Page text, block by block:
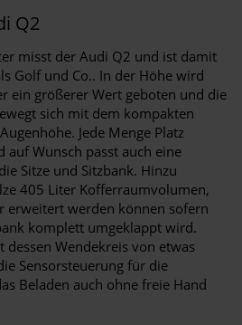
Q2
misst der Audi Q2 und ist damit
Golf und Co.. In der Höhe wird
ein größerer Wert geboten und die
sich mit dem kompakten
Jede Menge Platz
auf Wunsch passt auch eine
Sitze und Sitzbank. Hinzu
405 Liter Kofferraumvolumen,
erweitert werden können sofern
komplett umgeklappt wird.
dessen Wendekreis von etwas
Sensorsteuerung für die
Beladen auch ohne freie Hand